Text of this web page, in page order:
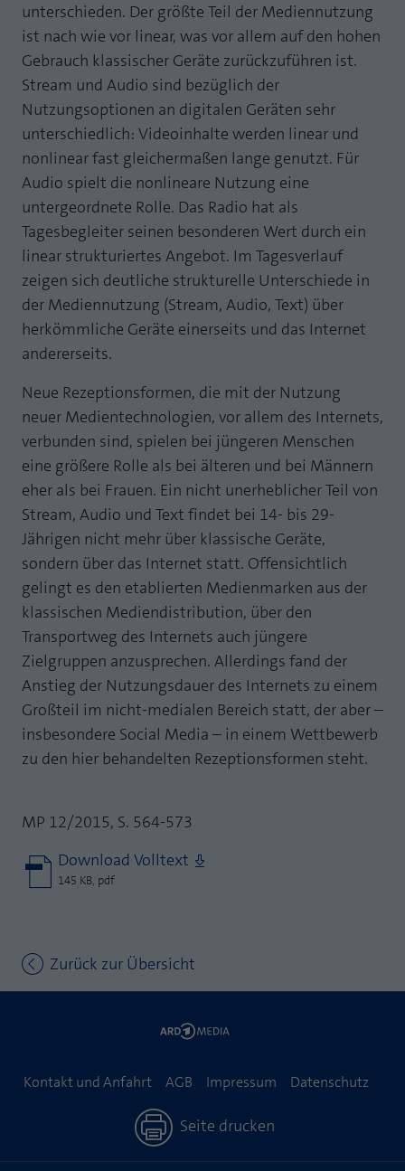
unterschieden. Der größte Teil der Mediennutzung
ist nach wie vor linear, was vor allem auf den hohen
Gebrauch klassischer Geräte zurückzuführen ist.
Stream und Audio sind bezüglich der
Nutzungsoptionen an digitalen Geräten sehr
unterschiedlich: Videoinhalte werden linear und
nonlinear fast gleichermaßen lange genutzt. Für
Audio spielt die nonlineare Nutzung eine
untergeordnete Rolle. Das Radio hat als
Tagesbegleiter seinen besonderen Wert durch ein
linear strukturiertes Angebot. Im Tagesverlauf
zeigen sich deutliche strukturelle Unterschiede in
der Mediennutzung (Stream, Audio, Text) über
herkömmliche Geräte einerseits und das Internet
andererseits.
Neue Rezeptionsformen, die mit der Nutzung
neuer Medientechnologien, vor allem des Internets,
verbunden sind, spielen bei jüngeren Menschen
eine größere Rolle als bei älteren und bei Männern
eher als bei Frauen. Ein nicht unerheblicher Teil von
Stream, Audio und Text findet bei 14- bis 29-
Jährigen nicht mehr über klassische Geräte,
sondern über das Internet statt. Offensichtlich
gelingt es den etablierten Medienmarken aus der
klassischen Mediendistribution, über den
Transportweg des Internets auch jüngere
Zielgruppen anzusprechen. Allerdings fand der
Anstieg der Nutzungsdauer des Internets zu einem
Großteil im nicht-medialen Bereich statt, der aber –
insbesondere Social Media – in einem Wettbewerb
zu den hier behandelten Rezeptionsformen steht.
MP 12/2015, S. 564-573
Download Volltext
145 KB, pdf
Zurück zur Übersicht
Kontakt und Anfahrt AGB Impressum Datenschutz
Seite drucken
Zweck
Cookie von AT INTERNET zur Steuerung der
erweiterten Script- und Ereignisbehandlung